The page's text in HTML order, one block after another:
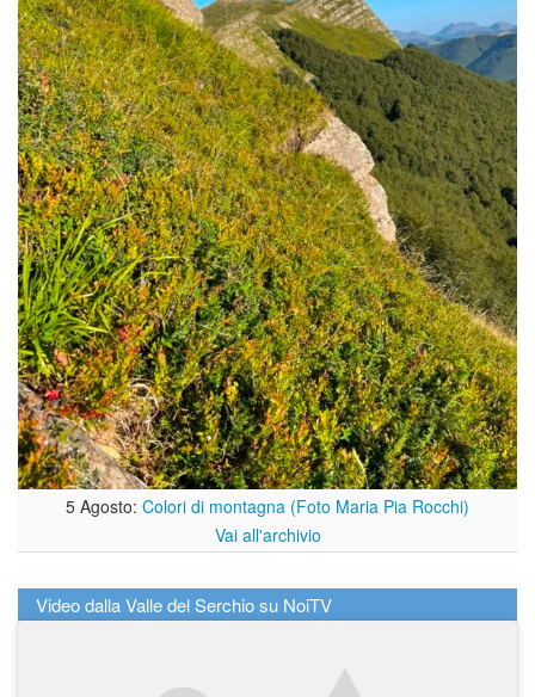
5 Agosto: Colori di montagna (Foto Maria Pia Rocchi)
Vai all'archivio
Video dalla Valle del Serchio su NoiTV